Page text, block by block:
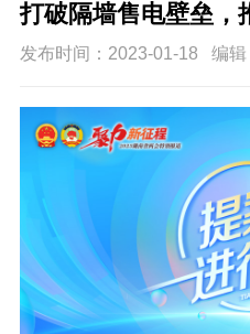
打破隔墙售电壁垒，
发布时间：2023-01-18 编辑